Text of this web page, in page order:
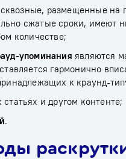
сквозные, размещенные на
сжатые сроки, имеют
количестве;
упоминания являются
гармонично
к краунд-
и другом контенте;
.